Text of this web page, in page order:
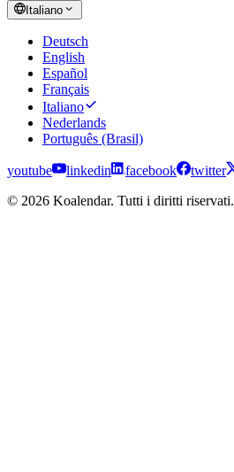
Italiano
Deutsch
English
Español
Français
Italiano
Nederlands
Português (Brasil)
youtube linkedin facebook
twitter
© 2026 Koalendar. Tutti i diritti riservati.